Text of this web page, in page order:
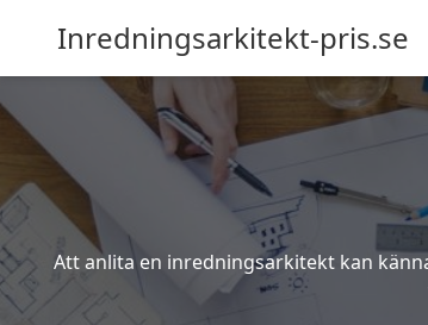
Inredningsarkitekt-pris.se
Att anlita en inredningsarkitekt kan